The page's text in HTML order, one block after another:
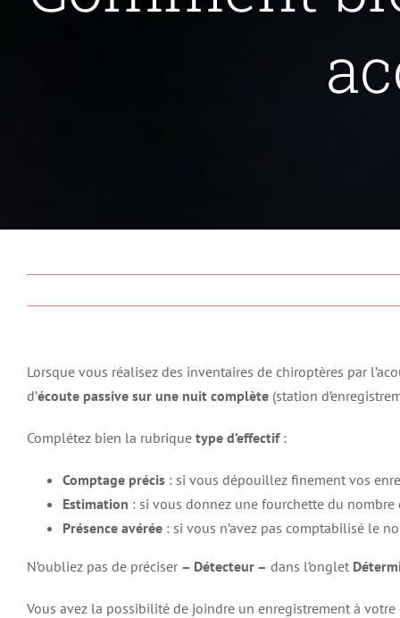
Lorsque vous réalisez des inventaires de chiroptères par
d’écoute passive sur une nuit complète (station
Complétez bien la rubrique type d’effectif:
Comptage précis : si vous dépouillez finement vos
Estimation : si vous donnez une fourchette du nombre
Présence avérée : si vous n’avez pas comptabilisé le
N’oubliez pas de préciser – Détecteur – dans l’onglet
Vous avez la possibilité de joindre un enregistrement à